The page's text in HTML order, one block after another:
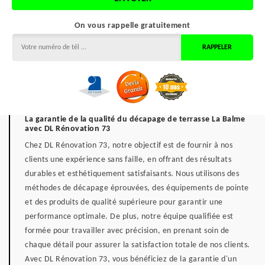
On vous rappelle gratuitement
La garantie de la qualité du décapage de terrasse La Balme
avec DL Rénovation 73
Chez DL Rénovation 73, notre objectif est de fournir à nos
clients une expérience sans faille, en offrant des résultats
durables et esthétiquement satisfaisants. Nous utilisons des
méthodes de décapage éprouvées, des équipements de pointe
et des produits de qualité supérieure pour garantir une
performance optimale. De plus, notre équipe qualifiée est
formée pour travailler avec précision, en prenant soin de
chaque détail pour assurer la satisfaction totale de nos clients.
Avec DL Rénovation 73, vous bénéficiez de la garantie d'un